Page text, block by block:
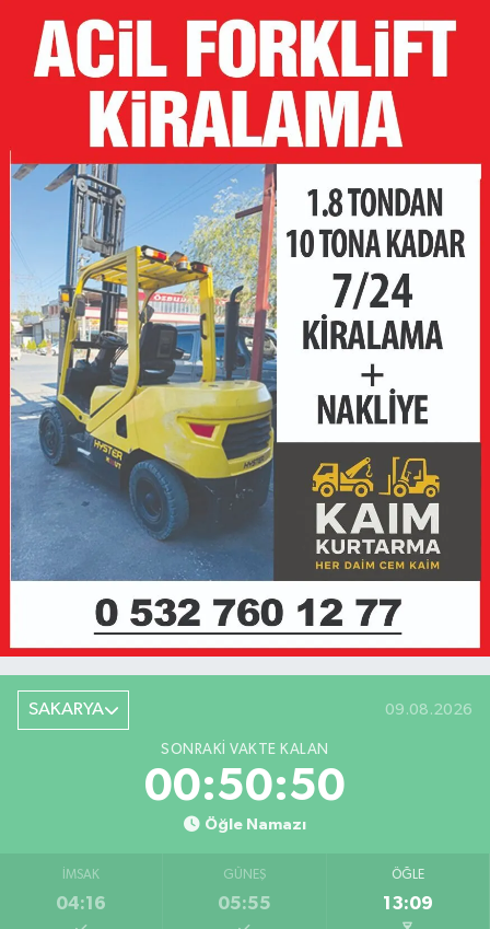
SAKARYA 09.08.2026
SONRAKI VAKTE KALAN
00:50:50
Öğle Namazı
İMSAK
04:16
GÜNEŞ
05:55
ÖĞLE
13:09